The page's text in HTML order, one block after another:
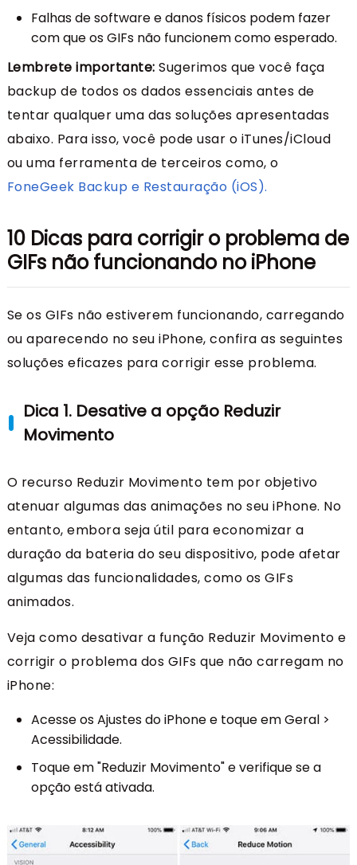
Falhas de software e danos físicos podem fazer
com que os GIFs não funcionem como esperado.
Lembrete importante: Sugerimos que você faça
backup de todos os dados essenciais antes de
tentar qualquer uma das soluções apresentadas
abaixo. Para isso, você pode usar o iTunes/iCloud
ou uma ferramenta de terceiros como, o
FoneGeek Backup e Restauração (iOS).
10 Dicas para corrigir o problema de
GIFs não funcionando no iPhone
Se os GIFs não estiverem funcionando, carregando
ou aparecendo no seu iPhone, confira as seguintes
soluções eficazes para corrigir esse problema.
Dica 1. Desative a opção Reduzir
Movimento
O recurso Reduzir Movimento tem por objetivo
atenuar algumas das animações no seu iPhone. No
entanto, embora seja útil para economizar a
duração da bateria do seu dispositivo, pode afetar
algumas das funcionalidades, como os GIFs
animados.
Veja como desativar a função Reduzir Movimento e
corrigir o problema dos GIFs que não carregam no
iPhone:
Acesse os Ajustes do iPhone e toque em Geral >
Acessibilidade.
Toque em "Reduzir Movimento" e verifique se a
opção está ativada.